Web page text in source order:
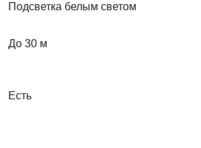
Подсветка белым светом
До 30 м
Есть